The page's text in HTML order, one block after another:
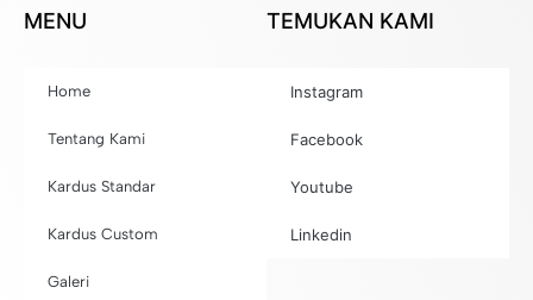
MENU
Home
Tentang Kami
Kardus Standar
Kardus Custom
Galeri
TEMUKAN KAMI
Instagram
Facebook
Youtube
Linkedin